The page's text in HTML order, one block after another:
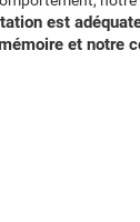
est
et notre